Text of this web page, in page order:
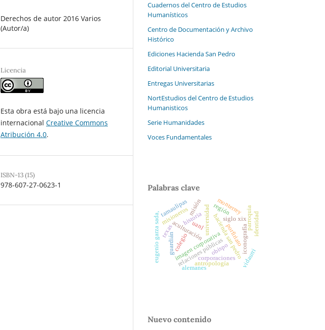
Derechos de autor 2016 Varios
(Autor/a)
Licencia
Esta obra está bajo una licencia
internacional Creative Commons
Atribución 4.0.
ISBN-13 (15)
978-607-27-0623-1
Cuadernos del Centro de Estudios
Humanísticos
Centro de Documentación y Archivo
Histórico
Ediciones Hacienda San Pedro
Editorial Universitaria
Entregas Universitarias
NortEstudios del Centro de Estudios
Humanisticos
Serie Humanidades
Voces Fundamentales
Palabras clave
hacienda san pedro
universidad
historia
imagen corporativa
relaciones públicas
corporaciones
siglo xix
antropología
aculturación iconografía
misión
colegio
misioneros
obispo
guardián
parroquia
vidaurri
monterrey
tamaulipas
porfiriato
eugenio garza sada, uanl identidad
región
texas
alemanes
Nuevo contenido